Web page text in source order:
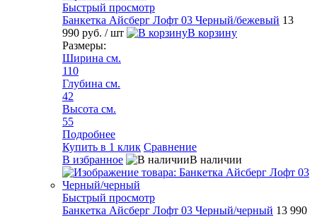
Быстрый просмотр
Банкетка Айсберг Лофт 03 Черный/бежевый 13
990 руб. / шт
В корзину
Размеры:
Ширина см.
110
Глубина см.
42
Высота см.
55
Подробнее
Купить в 1 клик Сравнение
В избранное
В наличии
Быстрый просмотр
Банкетка Айсберг Лофт 03 Черный/черный 13 990